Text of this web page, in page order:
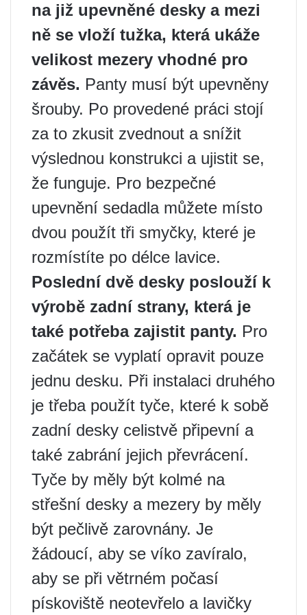
na již upevněné desky a mezi
ně se vloží tužka, která ukáže
velikost mezery vhodné pro
závěs. Panty musí být upevněny
šrouby. Po provedené práci stojí
za to zkusit zvednout a snížit
výslednou konstrukci a ujistit se,
že funguje. Pro bezpečné
upevnění sedadla můžete místo
dvou použít tři smyčky, které je
rozmístíte po délce lavice.
Poslední dvě desky poslouží k
výrobě zadní strany, která je
také potřeba zajistit panty. Pro
začátek se vyplatí opravit pouze
jednu desku. Při instalaci druhého
je třeba použít tyče, které k sobě
zadní desky celistvě připevní a
také zabrání jejich převrácení.
Tyče by měly být kolmé na
střešní desky a mezery by měly
být pečlivě zarovnány. Je
žádoucí, aby se víko zavíralo,
aby se při větrném počasí
pískoviště neotevřelo a lavičky